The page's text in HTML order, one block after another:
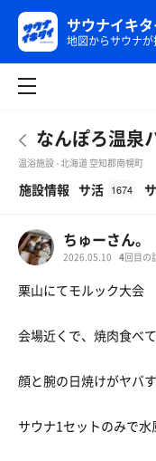
サウナイキ
地図からサウナが
なんぽろ温泉
温浴施設 - 北海道 空知郡南幌町
施設情報 サ活 1674
ちゅーさん。
2026.05.10 4回目の
栗山にてモルック大会
会場近くで、焼肉食べ
顔と腕の日焼けがヤバ
サウナ1セットのみで